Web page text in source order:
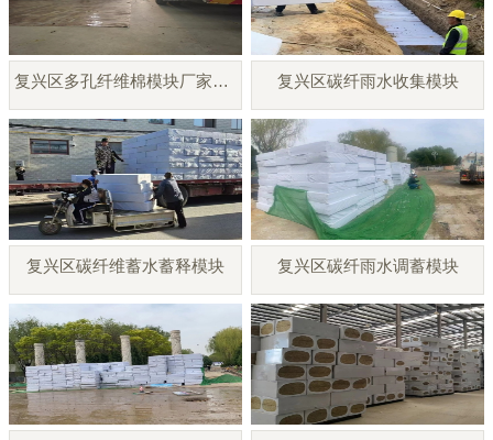
复兴区多孔纤维棉模块厂家直销 复兴区碳纤雨水收集模块
复兴区碳纤维蓄水蓄释模块 复兴区碳纤雨水调蓄模块